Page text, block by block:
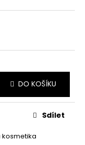
DO KOŠÍKU
kosmetika
Sdílet